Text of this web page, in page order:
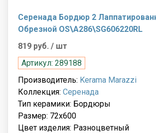
Серенада Бордюр 2
Обрезной OS\A286\SG606220RL
819 руб. / шт
Артикул: 289188
Производитель: Kerama Marazzi
Коллекция: Серенада
Тип керамики: Бордюры
Размер: 72x600
Цвет изделия: Разноцветный